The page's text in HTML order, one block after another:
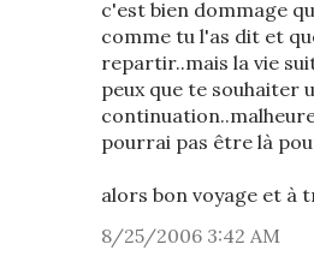
c'est bien dommage
comme tu l'as dit et
repartir..mais la vie
peux que te souhaiter
pourrai pas être là
alors bon voyage et à
8/25/2006 3:42 AM